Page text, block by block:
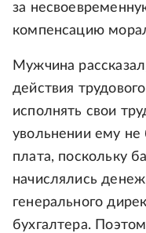
за
компенсацию
Мужчина
действия
исполнять свои
увольнении ему не
плата, поскольку
начислялись
генерального
бухгалтера.